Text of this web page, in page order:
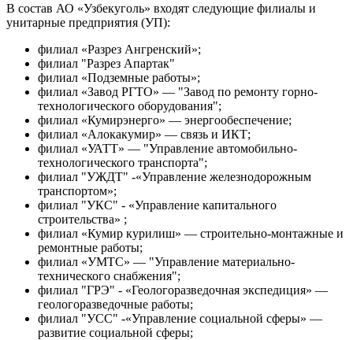
В состав АО «Узбекуголь» входят следующие филиалы и
унитарные предприятия (УП):
филиал «Разрез Ангренский»;
филиал "Разрез Апартак"
филиал «Подземные работы»;
филиал «Завод РГТО» — "Завод по ремонту горно-
технологического оборудования";
филиал «Кумирэнерго» — энергообеспечение;
филиал «Алокакумир» — связь и ИКТ;
филиал «УАТТ» — "Управление автомобильно-
технологического транспорта";
филиал "УЖДТ" -«Управление железнодорожным
транспортом»;
филиал "УКС" - «Управление капитального
строительства» ;
филиал «Кумир курилиш» — строительно-монтажные и
ремонтные работы;
филиал «УМТС» — "Управление материально-
технического снабжения";
филиал "ГРЭ" - «Геологоразведочная экспедиция» —
геологоразведочные работы;
филиал "УСС" -«Управление социальной сферы» —
развитие социальной сферы;